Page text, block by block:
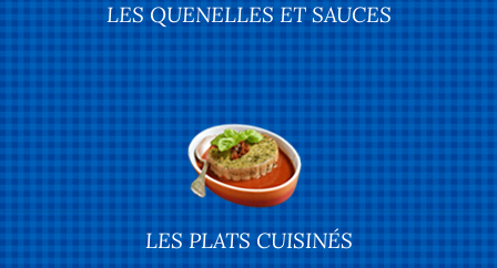
LES QUENELLES ET SAUCES
LES PLATS CUISINÉS